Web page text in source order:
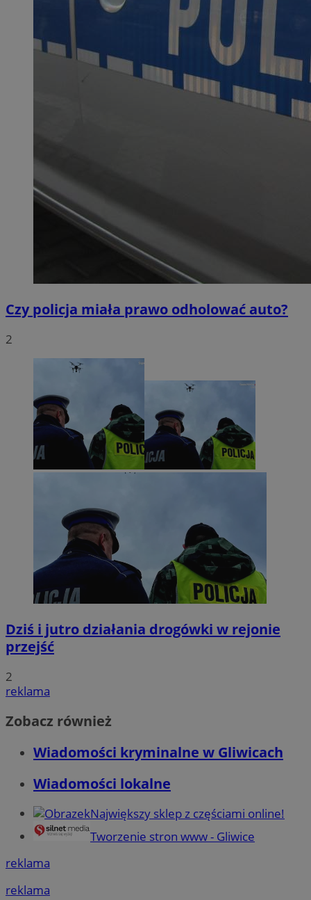
Czy policja miała prawo odholować auto?
2
Dziś i jutro działania drogówki w rejonie
przejść
2
reklama
Zobacz również
Wiadomości kryminalne w Gliwicach
Wiadomości lokalne
Największy sklep z częściami online!
Tworzenie stron www - Gliwice
reklama
reklama